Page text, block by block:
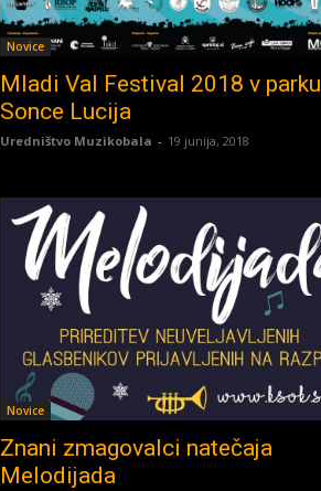
Novice
Mladi Val Festival 2018 v parku
Sonce Lucija
Uredništvo Muzikobala - 19 junija, 2018
Novice
Znani zmagovalci natečaja
Melodijada